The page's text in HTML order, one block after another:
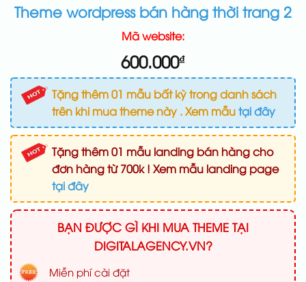
Theme wordpress bán hàng thời trang 2
Mã website:
600.000₫
Tặng thêm 01 mẫu bất kỳ trong danh sách
trên khi mua theme này . Xem mẫutại đây
Tặng thêm 01 mẫu landing bán hàng cho
đơn hàng từ 700k ! Xem mẫu landing page
tại đây
BẠN ĐƯỢC GÌ KHI MUA THEME TẠI
DIGITALAGENCY.VN?
Miễn phí cài đặt